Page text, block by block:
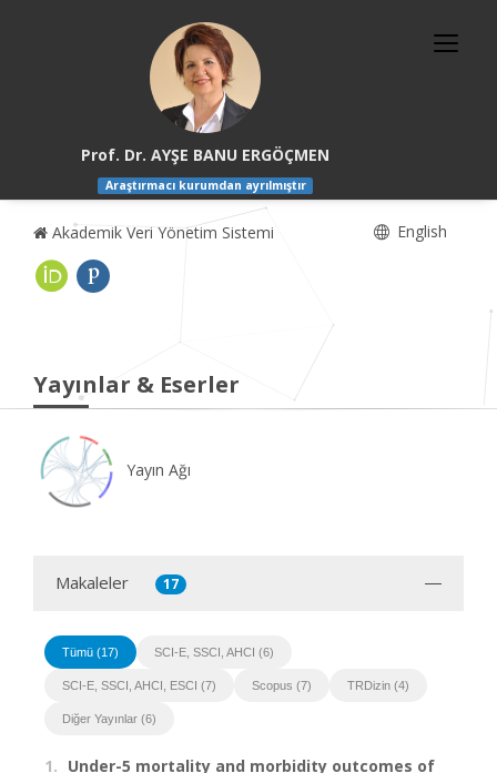
Prof. Dr. AYŞE BANU ERGÖÇMEN
Araştırmacı kurumdan ayrılmıştır
Akademik Veri Yönetim Sistemi English
Yayınlar & Eserler
Yayın Ağı
Makaleler 17
Tümü (17) SCI-E, SSCI, AHCI (6)
SCI-E, SSCI, AHCI, ESCI (7) Scopus (7) TRDizin (4)
Diğer Yayınlar (6)
1. Under-5 mortality and morbidity outcomes of